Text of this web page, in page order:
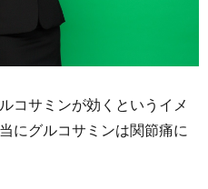
コサミンが効くというイメ
にグルコサミンは関節痛に